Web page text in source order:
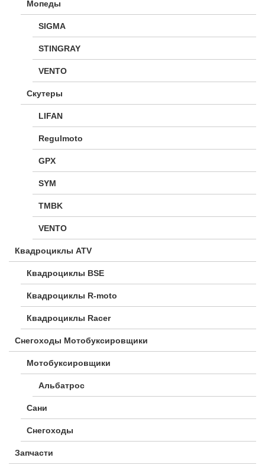
Мопеды
SIGMA
STINGRAY
VENTO
Скутеры
LIFAN
Regulmoto
GPX
SYM
TMBK
VENTO
Квадроциклы ATV
Квадроциклы BSE
Квадроциклы R-moto
Квадроциклы Racer
Снегоходы Мотобуксировщики
Мотобуксировщики
Альбатрос
Сани
Снегоходы
Запчасти